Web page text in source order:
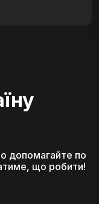
допомагайте по
що робити!